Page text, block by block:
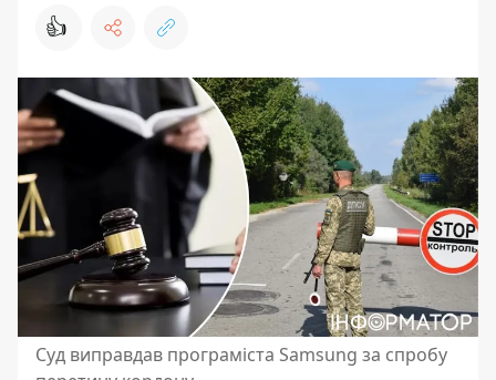
👍
Суд виправдав програміста Samsung за спробу